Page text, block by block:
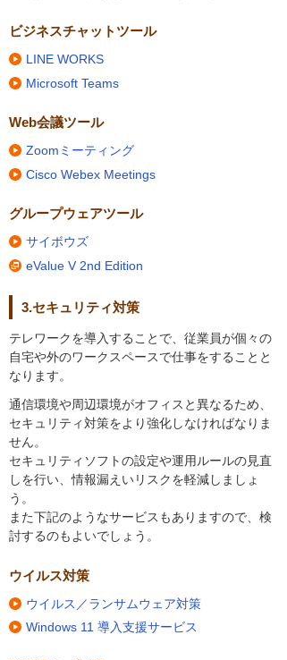
ビジネスチャットツール
LINE WORKS
Microsoft Teams
Web会議ツール
Zoomミーティング
Cisco Webex Meetings
グループウェアツール
サイボウズ
eValue V 2nd Edition
3.セキュリティ対策
テレワークを導入することで、従業員が個々の
自宅や外のワークスペースで仕事をすることと
なります。
通信環境や周辺環境がオフィスと異なるため、
セキュリティ対策をより強化しなければなりま
せん。
セキュリティソフトの設定や運用ルールの見直
しを行い、情報漏えいリスクを軽減しましょ
う。
また下記のようなサービスもありますので、検
討するのもよいでしょう。
ウイルス対策
ウイルス／ランサムウェア対策
Windows 11 導入支援サービス